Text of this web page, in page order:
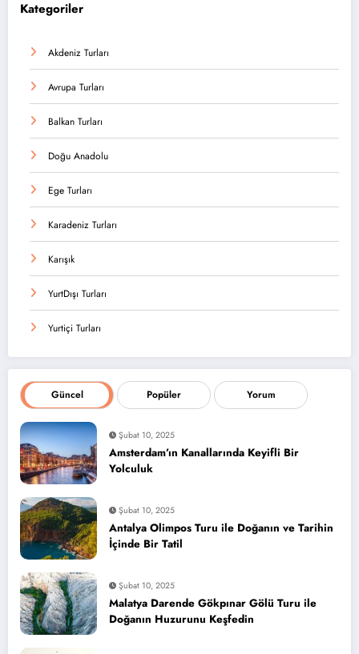
Kategoriler
Akdeniz Turları
Avrupa Turları
Balkan Turları
Doğu Anadolu
Ege Turları
Karadeniz Turları
Karışık
YurtDışı Turları
Yurtiçi Turları
Güncel Popüler Yorum
Şubat 10, 2025
Amsterdam’ın Kanallarında Keyifli Bir
Yolculuk
Şubat 10, 2025
Antalya Olimpos Turu ile Doğanın ve Tarihin
İçinde Bir Tatil
Şubat 10, 2025
Malatya Darende Gökpınar Gölü Turu ile
Doğanın Huzurunu Keşfedin